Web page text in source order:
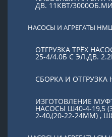
ДВ. 11КВТ/
НАСОСЫ И АГРЕГАТЫ
ОТГРУЗКА ТРЁХ
25-4/4.0Б С ЭЛ.ДВ.
СБОРКА И ОТГРУЗКА
ИЗГОТОВЛЕНИЕ
НАСОСЫ Ш40-4-19,5
2-40,(20-22-24ММ) ,